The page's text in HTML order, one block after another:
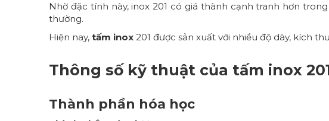
Nhờ đặc tính này, inox 201 có giá thành cạnh tranh hơn
thường.
Hiện nay, tấm inox 201 được sản xuất với nhiều độ dày, kích
Thông số kỹ thuật của tấm inox
Thành phần hóa học